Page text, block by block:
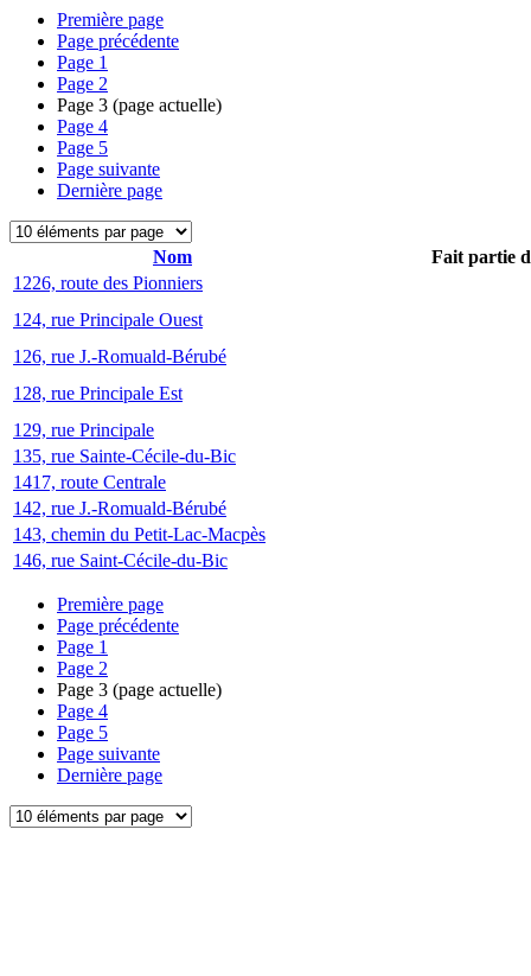
Première page
Page précédente
Page 1
Page 2
Page 3 (page actuelle)
Page 4
Page 5
Page suivante
Dernière page
Nom
Fait partie
1226, route des Pionniers
124, rue Principale Ouest
126, rue J.-Romuald-Bérubé
128, rue Principale Est
129, rue Principale
135, rue Sainte-Cécile-du-Bic
1417, route Centrale
142, rue J.-Romuald-Bérubé
143, chemin du Petit-Lac-Macpès
146, rue Saint-Cécile-du-Bic
Première page
Page précédente
Page 1
Page 2
Page 3 (page actuelle)
Page 4
Page 5
Page suivante
Dernière page